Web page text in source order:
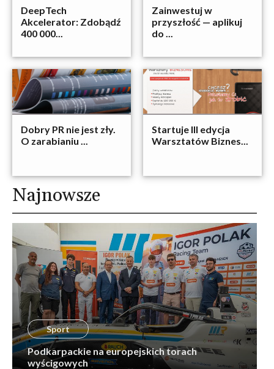
DeepTech
Akcelerator: Zdobądź
400 000...
Zainwestuj w
przyszłość — aplikuj
do ...
Dobry PR nie jest zły.
O zarabianiu ...
Startuje III edycja
Warsztatów Biznes...
Najnowsze
Sport
Podkarpackie na europejskich torach
wyścigowych